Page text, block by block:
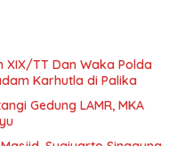
XIX/TT Dan Waka Polda
Karhutla di Palika
Gedung LAMR, MKA